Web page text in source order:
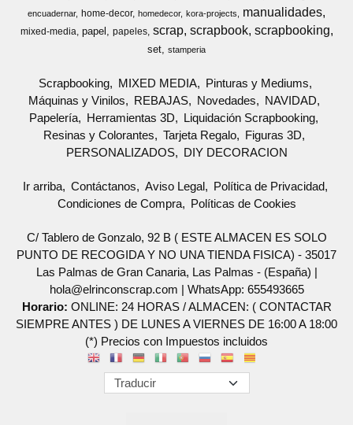
encuadernar
home-decor homedecor kora-projects manualidades
mixed-media papel papeles scrap scrapbook scrapbooking
set stamperia
Scrapbooking MIXED MEDIA
Pinturas y Mediums
Máquinas y Vinilos
REBAJAS Novedades
NAVIDAD
Papelería
Herramientas 3D
Liquidación Scrapbooking
Resinas y Colorantes
Tarjeta Regalo
Figuras 3D
PERSONALIZADOS
DIY DECORACION
Ir arriba Contáctanos Aviso Legal
Política de Privacidad
Condiciones de Compra
Políticas de Cookies
C/ Tablero de Gonzalo, 92 B ( ESTE ALMACEN ES SOLO
PUNTO DE RECOGIDA Y NO UNA TIENDA FISICA) - 35017
Las Palmas de Gran Canaria, Las Palmas - (España) |
hola@elrinconscrap.com | WhatsApp: 655493665
Horario: ONLINE: 24 HORAS / ALMACEN: ( CONTACTAR
SIEMPRE ANTES ) DE LUNES A VIERNES DE 16:00 A 18:00
(*) Precios con Impuestos incluidos